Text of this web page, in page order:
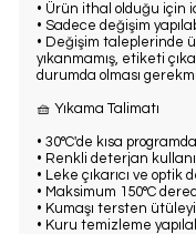
• Ürün ithal olduğu için
• Sadece değişim
• Değişim taleplerinde
yıkanmamış, etiketi
durumda olması
🧺 Yıkama Talimatı
• 30°C'de kısa
• Renkli deterjan
• Leke çıkarıcı ve optik
• Maksimum 150°C
• Kumaşı tersten
• Kuru temizleme